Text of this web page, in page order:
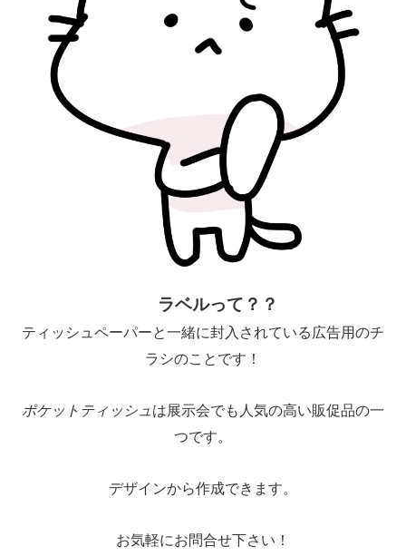
ラベルって？？
ティッシュペーパーと一緒に封入されている広告用のチ
ラシのことです！
ポケットティッシュ は展示会でも人気の高い販促品の一
つです。
デザインから作成できます。
お気軽にお問合せ下さい！